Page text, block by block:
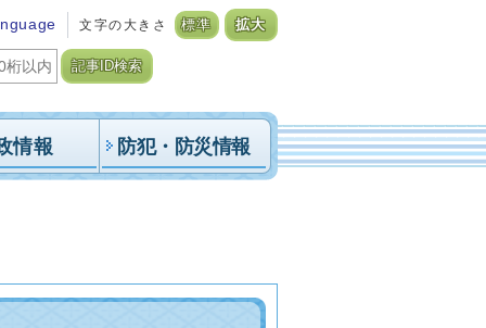
文字の大きさ 標準 拡大
記事ID検索
情報 防犯・防災情報